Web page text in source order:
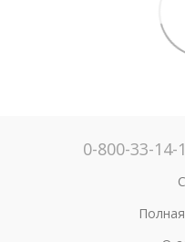
0-800-33-14-